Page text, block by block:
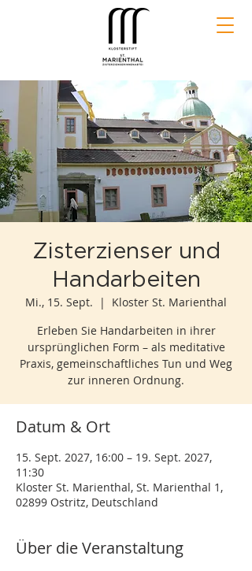
Zisterzienser und
Handarbeiten
Mi., 15. Sept.
  |
Kloster St. Marienthal
Erleben Sie Handarbeiten in ihrer
ursprünglichen Form – als meditative
Praxis, gemeinschaftliches Tun und Weg
zur inneren Ordnung.
Datum & Ort
15. Sept. 2027, 16:00 – 19. Sept. 2027,
11:30
Kloster St. Marienthal, St. Marienthal 1,
02899 Ostritz, Deutschland
Über die Veranstaltung